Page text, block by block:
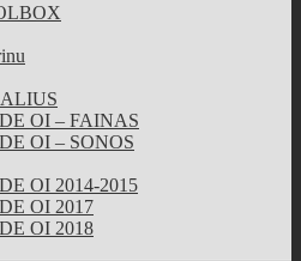
OI – FAINAS
OI – SONOS
OI 2014-2015
OI 2017
OI 2018